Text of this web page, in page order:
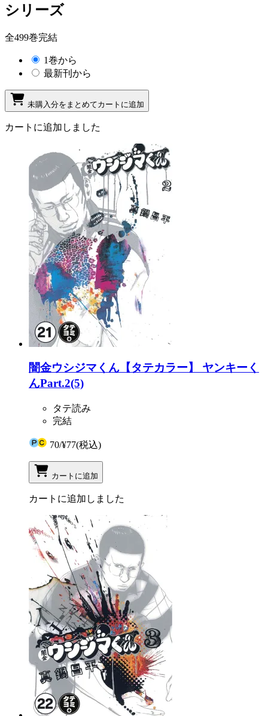
シリーズ
全499巻完結
1巻から
最新刊から
未購入分をまとめてカートに追加
カートに追加しました
闇金ウシジマくん【タテカラー】 ヤンキーく
んPart.2(5)
タテ読み
完結
70/¥77(税込)
カートに追加
カートに追加しました